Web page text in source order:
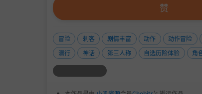
赞
冒险 刺客 剧情丰富 动作 动作冒险
潜行
神话 第三人称 自选历险体验 角